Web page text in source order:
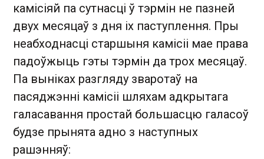
камісіяй па сутнасці ў тэрмін не пазней
двух месяцаў з дня іх паступлення. Пры
неабходнасці старшыня камісіі мае права
падоўжыць гэты тэрмін да трох месяцаў.
Па выніках разгляду зваротаў на
пасяджэнні камісіі шляхам адкрытага
галасавання простай большасцю галасоў
будзе прынята адно з наступных
рашэнняў: